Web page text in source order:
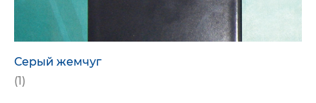
Серый жемчуг
(1)